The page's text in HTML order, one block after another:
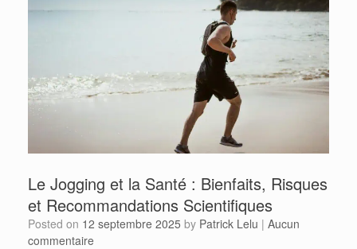
Le Jogging et la Santé : Bienfaits, Risques
et Recommandations Scientifiques
Posted on 12 septembre 2025 by Patrick Lelu | Aucun
commentaire